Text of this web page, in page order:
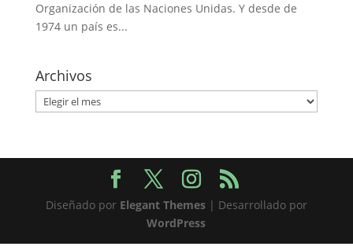
Organización de las Naciones Unidas. Y desde de
1974 un país es...
Archivos
Archivos
Diseñado por Elegant Themes| Desarrollado por
WordPress